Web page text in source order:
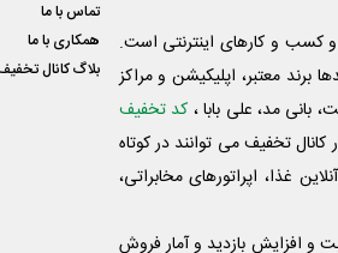
کسب و‌ کارهای اینترنتی است.
معتبر، اپلیکیشن و مراکز
بانی مد، علی‌ بابا ، کد تخفیف
تخفیف می توانند در کوتاه
غذا، اپراتورهای مخابراتی،
و افزایش بازدید و آمار فروش
تماس با ما
همکاری با ما
بلاگ کانال